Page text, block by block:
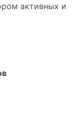
активных и